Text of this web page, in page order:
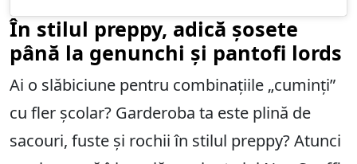
În stilul preppy, adică șosete
până la genunchi și pantofi lords
Ai o slăbiciune pentru combinațiile „cuminți”
cu fler școlar? Garderoba ta este plină de
sacouri, fuste și rochii în stilul preppy? Atunci